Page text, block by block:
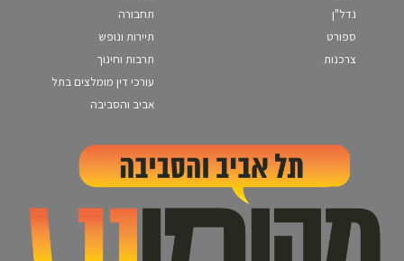
נדל"ן
ספורט
צרכנות
תחבורה
תיירות ונופש
תרבות וחינוך
עורכי דין מומלצים בתל
אביב והסביבה